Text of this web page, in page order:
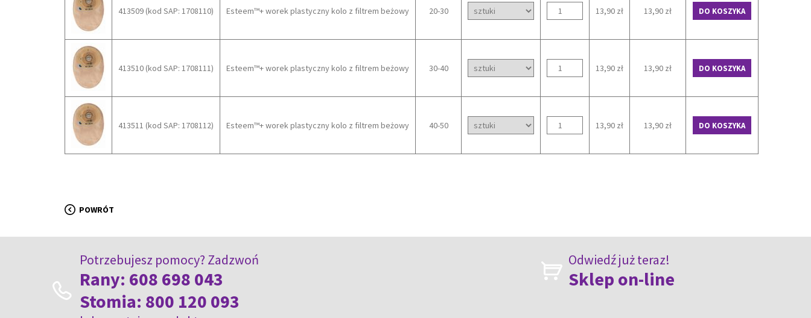
413509 (kod SAP: 1708110) Esteem™+ worek plastyczny kolo z filtrem beżowy 20-30 13,90 zł 13,90 zł DO KOSZYKA
413510 (kod SAP: 1708111) Esteem™+ worek plastyczny kolo z filtrem beżowy 30-40 13,90 zł 13,90 zł DO KOSZYKA
413511 (kod SAP: 1708112) Esteem™+ worek plastyczny kolo z filtrem beżowy 40-50 13,90 zł 13,90 zł DO KOSZYKA
POWRÓT
Potrzebujesz pomocy? Zadzwoń
Rany: 608 698 043
Stomia: 800 120 093
Odwiedź już teraz!
Sklep on-line